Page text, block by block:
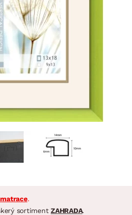
A VAŘENÍ
servis
Koupelnové sestavy
Jídelní sestavy
Zahradní sestavy
.
sortiment ZAHRADA.